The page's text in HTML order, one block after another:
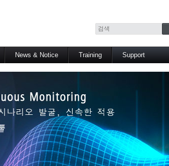
News & Notice Training Support